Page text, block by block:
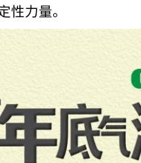
性力量。